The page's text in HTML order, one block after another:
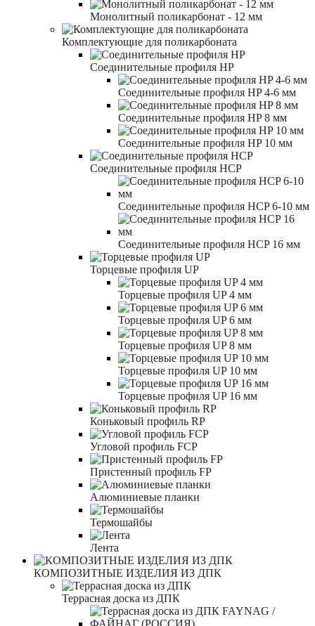
Монолитный поликарбонат - 12 мм
Комплектующие для поликарбоната
Соединительные профиля HP
Соединительные профиля HP 4-6 мм
Соединительные профиля HP 8 мм
Соединительные профиля HP 10 мм
Соединительные профиля HCP
Соединительные профиля HCP 6-10 мм
Соединительные профиля HCP 16 мм
Торцевые профиля UP
Торцевые профиля UP 4 мм
Торцевые профиля UP 6 мм
Торцевые профиля UP 8 мм
Торцевые профиля UP 10 мм
Торцевые профиля UP 16 мм
Коньковый профиль RP
Угловой профиль FCP
Пристенный профиль FP
Алюминиевые планки
Термошайбы
Лента
КОМПОЗИТНЫЕ ИЗДЕЛИЯ ИЗ ДПК
Террасная доска из ДПК